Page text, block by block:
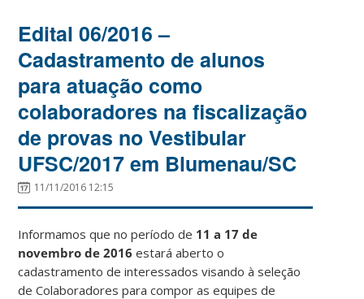
Edital 06/2016 –
Cadastramento de alunos
para atuação como
colaboradores na fiscalização
de provas no Vestibular
UFSC/2017 em Blumenau/SC
11/11/2016 12:15
Informamos que no período de 11 a 17 de
novembro de 2016 estará aberto o
cadastramento de interessados visando à seleção
de Colaboradores para compor as equipes de